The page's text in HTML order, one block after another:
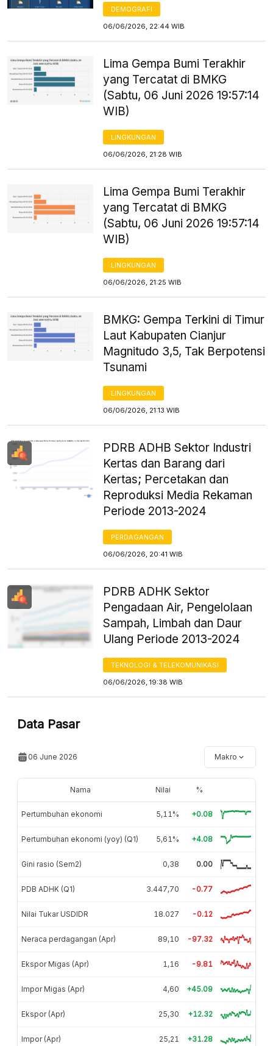
DEMOGRAFI
06/06/2026, 22:44 WIB
Lima Gempa Bumi Terakhir
yang Tercatat di BMKG
(Sabtu, 06 Juni 2026 19:57:14
WIB)
LINGKUNGAN
06/06/2026, 21:28 WIB
Lima Gempa Bumi Terakhir
yang Tercatat di BMKG
(Sabtu, 06 Juni 2026 19:57:14
WIB)
LINGKUNGAN
06/06/2026, 21:25 WIB
BMKG: Gempa Terkini di Timur
Laut Kabupaten Cianjur
Magnitudo 3,5, Tak Berpotensi
Tsunami
LINGKUNGAN
06/06/2026, 21:13 WIB
PDRB ADHB Sektor Industri
Kertas dan Barang dari
Kertas; Percetakan dan
Reproduksi Media Rekaman
Periode 2013-2024
PERDAGANGAN
06/06/2026, 20:41 WIB
PDRB ADHK Sektor
Pengadaan Air, Pengelolaan
Sampah, Limbah dan Daur
Ulang Periode 2013-2024
TEKNOLOGI & TELEKOMUNIKASI
06/06/2026, 19:38 WIB
Data Pasar
06 June 2026 Makro
Nama Nilai %
Pertumbuhan ekonomi 5,11% +0.08
Pertumbuhan ekonomi (yoy) (Q1) 5,61% +4.08
Gini rasio (Sem2) 0,38 0.00
PDB ADHK (Q1) 3.447,70 -0.77
Nilai Tukar USDIDR 18.027 -0.12
Neraca perdagangan (Apr) 89,10 -97.32
Ekspor Migas (Apr) 1,16 -9.81
Impor Migas (Apr) 4,60 +45.09
Ekspor (Apr) 25,30 +12.32
Impor (Apr) 25,21 +31.28